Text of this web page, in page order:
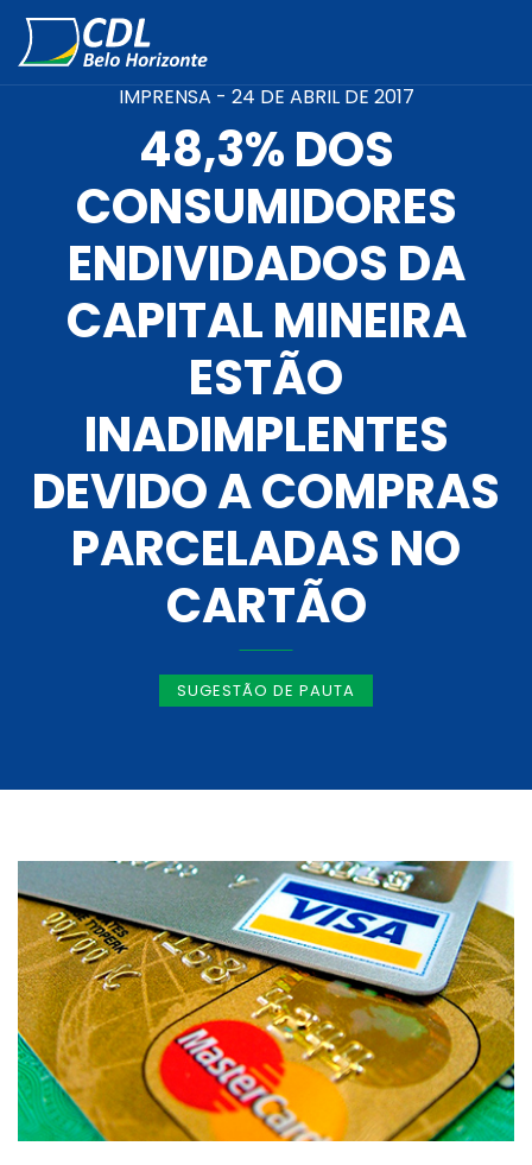
IMPRENSA - 24 DE ABRIL DE 2017
48,3% DOS
CONSUMIDORES
ENDIVIDADOS DA
CAPITAL MINEIRA
ESTÃO
INADIMPLENTES
DEVIDO A COMPRAS
PARCELADAS NO
CARTÃO
SUGESTÃO DE PAUTA